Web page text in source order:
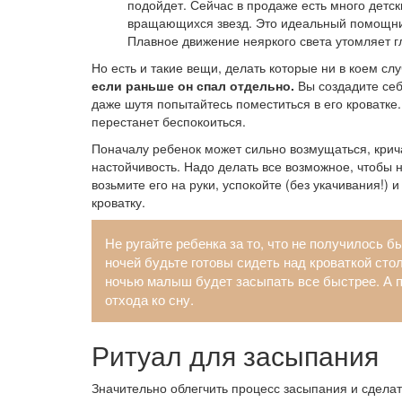
подойдет. Сейчас в продаже есть много
вращающихся звезд. Это идеальный
Плавное движение неяркого света утомляет
Но есть и такие вещи, делать которые ни в коем
если раньше он спал отдельно. Вы создадите
даже шутя попытайтесь поместиться в его
перестанет беспокоиться.
Поначалу ребенок может сильно возмущаться,
настойчивость. Надо делать все возможное, чтобы
возьмите его на руки, успокойте (без укачивания!)
кроватку.
Не ругайте ребенка за то, что не получилось
ночей будьте готовы сидеть над кроваткой
ночью малыш будет засыпать все быстрее. А
отхода ко сну.
Ритуал для засыпания
Значительно облегчить процесс засыпания и